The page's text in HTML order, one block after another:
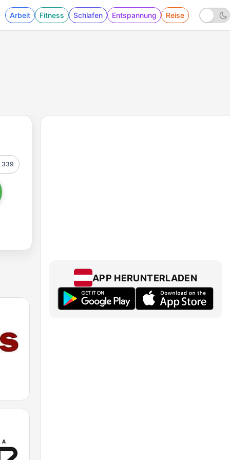
Arbeit Fitness Schlafen Entspannung Reise
339
APP HERUNTERLADEN